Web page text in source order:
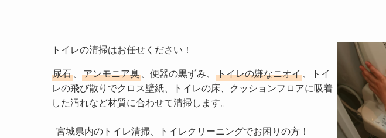
トイレの清掃はお任せください！
尿石、 アンモニア臭、便器の黒ずみ、 トイレの嫌なニオイ、トイ
レの飛び散りでクロス壁紙、トイレの床、クッションフロアに吸着
した汚れなど材質に合わせて清掃します。
宮城県内のトイレ清掃、トイレクリーニングでお困りの方！